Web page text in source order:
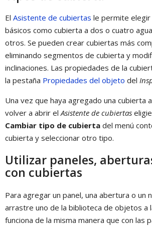
El Asistente de cubiertas le permite
básicos como cubierta a dos o cuatro
otros. Se pueden crear cubiertas más
eliminando segmentos de cubierta y
inclinaciones. Las propiedades de la
la pestaña Propiedades del objeto del
Una vez que haya agregado una cubierta
volver a abrir elAsistente de cubiertas
Cambiar tipo de cubierta del menú
cubierta y seleccionar otro tipo.
Utilizar paneles,
con cubiertas
Para agregar un panel, una abertura o un
arrastre uno de la biblioteca de objetos a
funciona de la misma manera que con las